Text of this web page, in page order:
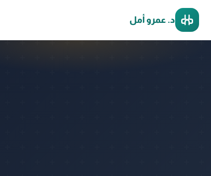
د. عمرو أمل